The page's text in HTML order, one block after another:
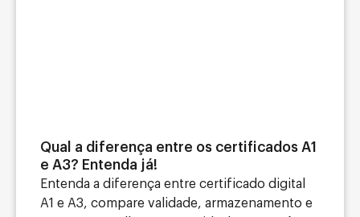
Qual a diferença entre os certificados A1
e A3? Entenda já!
Entenda a diferença entre certificado digital
A1 e A3, compare validade, armazenamento e